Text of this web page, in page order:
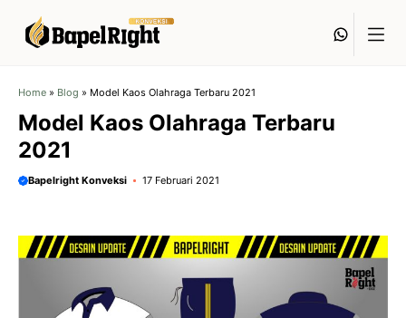
Home » Blog » Model Kaos Olahraga Terbaru 2021
Model Kaos Olahraga Terbaru
2021
Bapelright Konveksi 17 Februari 2021